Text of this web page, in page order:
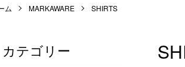
ム MARKAWARE SHIRTS
カテゴリー